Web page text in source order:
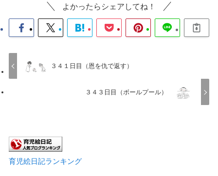
よかったらシェアしてね！
３４１日目（恩を仇で返す）
３４３日目（ボールプール）
育児絵日記ランキング